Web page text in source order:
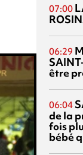
07:00
06:29
être
06:04
de la
fois
bébé